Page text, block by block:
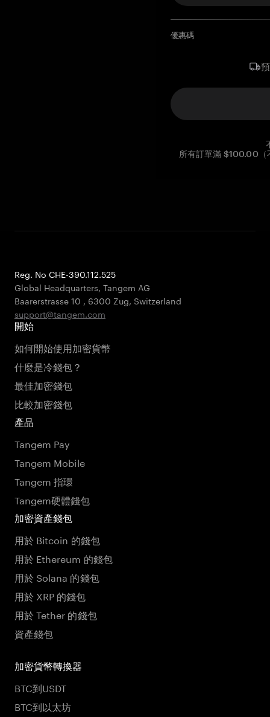
優惠碼
所有訂單滿 $100.00（
Reg. No CHE-390.112.525
Global Headquarters, Tangem AG
Baarerstrasse 10 , 6300 Zug, Switzerland
support@tangem.com
開始
如何開始使用加密貨幣
什麼是冷錢包？
最佳加密錢包
比較加密錢包
產品
Tangem Pay
Tangem Mobile
Tangem 指環
Tangem硬體錢包
加密資產錢包
用於 Bitcoin 的錢包
用於 Ethereum 的錢包
用於 Solana 的錢包
用於 XRP 的錢包
用於 Tether 的錢包
資產錢包
加密貨幣轉換器
BTC到USDT
BTC到以太坊